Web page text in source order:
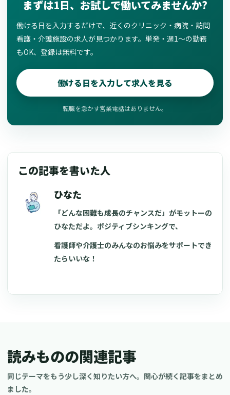
まずは1日、お試しで働いてみませんか?
働ける日を入力するだけで、近くのクリニック・病院・訪問
看護・介護施設の求人が見つかります。単発・週1〜の勤務
もOK、登録は無料です。
働ける日を入力して求人を見る
転職を急かす営業電話はありません。
この記事を書いた人
ひなた
「どんな困難も成長のチャンスだ」がモットーの
ひなただよ。ポジティブシンキングで、
看護師や介護士のみんなのお悩みをサポートでき
たらいいな！
読みものの関連記事
同じテーマをもう少し深く知りたい方へ。関心が続く記事をまとめ
ました。